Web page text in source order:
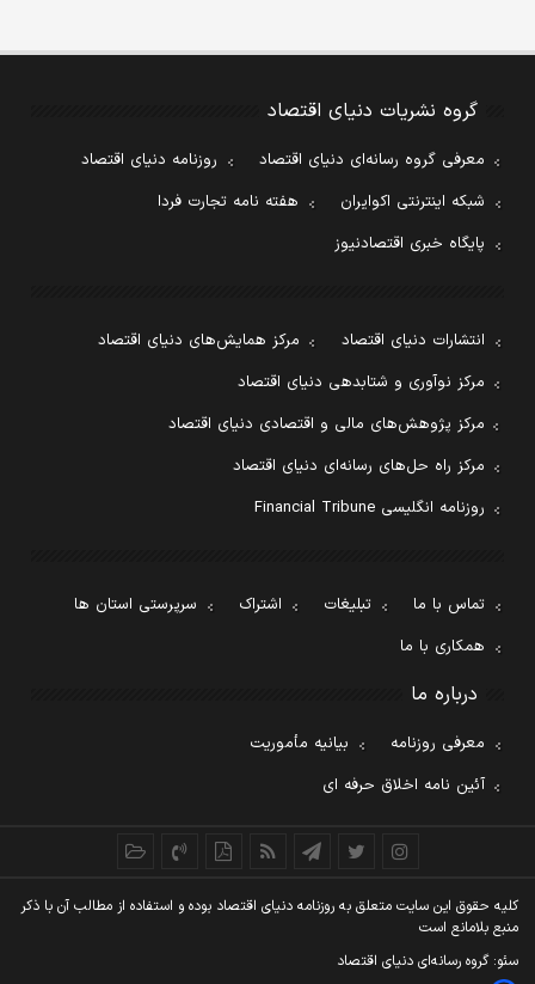
گروه نشریات دنیای اقتصاد
معرفی گروه رسانه‌ای دنیای اقتصاد
روزنامه دنیای اقتصاد
شبکه اینترنتی اکوایران
هفته نامه تجارت فردا
پایگاه خبری اقتصادنیوز
انتشارات دنیای اقتصاد
مرکز همایش‌های دنیای اقتصاد
مرکز نوآوری و شتابدهی دنیای اقتصاد
مرکز پژوهش‌های مالی و اقتصادی دنیای اقتصاد
مرکز راه حل‌های رسانه‌ای دنیای اقتصاد
روزنامه انگلیسی Financial Tribune
تماس با ما تبلیغات اشتراک
سرپرستی استان ها
همکاری با ما
درباره ما
معرفی روزنامه
بیانیه مأموریت
آئین نامه اخلاق حرفه ای
کليه حقوق اين سايت متعلق به روزنامه دنيای اقتصاد بوده و استفاده از مطالب آن با ذکر
منبع بلامانع است
سئو: گروه رسانه‌ای دنیای اقتصاد